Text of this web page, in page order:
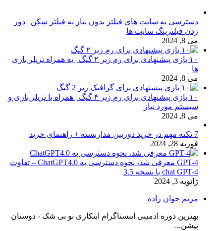
دسترسی به سایت های فیلتر بدون نیاز به فیلتر شکن | دور
زدن فیلترینگ سایت ها
می 8, 2024
۱۰ بازی پیشنهادی برای رم زیر ۲ گیگ | به همراه تریلر بازی
ها
می 8, 2024
۱۰ بازی پیشنهادی برای رم زیر ۴ گیگ | همراه با تریلر بازی و
سیستم مورد نیاز
می 8, 2024
7 نکته مهم در خرید دوربین مداربسته + راهنمای خرید
فوریه 28, 2024
GPT-4 معرفی شد، نحوه دسترسی به ChatGPT4.0 – تفاوت
chat GPT-4 با نسخه 3.5
ژانویه 3, 2024
مریم جوان زاده
بهترین دوره ادمینی اینستاگرام ابتکاری نو بی شک - دوستان
پیشن...